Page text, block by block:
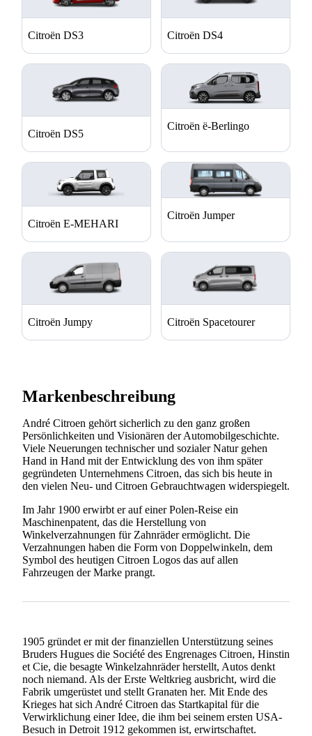
Citroën DS3 Citroën DS4
Citroën DS5
Citroën ë-Berlingo
Citroën E-MEHARI
Citroën Jumper
Citroën Jumpy Citroën Spacetourer
Markenbeschreibung
André Citroen gehört sicherlich zu den ganz großen
Persönlichkeiten und Visionären der Automobilgeschichte.
Viele Neuerungen technischer und sozialer Natur gehen
Hand in Hand mit der Entwicklung des von ihm später
gegründeten Unternehmens Citroen, das sich bis heute in
den vielen Neu- und Citroen Gebrauchtwagen widerspiegelt.
Im Jahr 1900 erwirbt er auf einer Polen-Reise ein
Maschinenpatent, das die Herstellung von
Winkelverzahnungen für Zahnräder ermöglicht. Die
Verzahnungen haben die Form von Doppelwinkeln, dem
Symbol des heutigen Citroen Logos das auf allen
Fahrzeugen der Marke prangt.
1905 gründet er mit der finanziellen Unterstützung seines
Bruders Hugues die Société des Engrenages Citroen, Hinstin
et Cie, die besagte Winkelzahnräder herstellt, Autos denkt
noch niemand. Als der Erste Weltkrieg ausbricht, wird die
Fabrik umgerüstet und stellt Granaten her. Mit Ende des
Krieges hat sich André Citroen das Startkapital für die
Verwirklichung einer Idee, die ihm bei seinem ersten USA-
Besuch in Detroit 1912 gekommen ist, erwirtschaftet.